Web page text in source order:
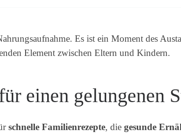
Es ist ein Moment des
Element zwischen Eltern und Kindern.
einen gelungenen
schnelle Familienrezepte, die gesunde